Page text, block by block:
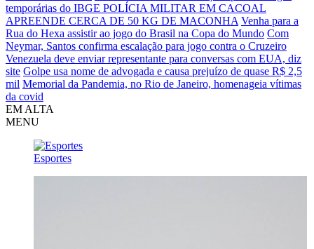
temporárias do IBGE POLÍCIA MILITAR EM CACOAL
APREENDE CERCA DE 50 KG DE MACONHA Venha para a
Rua do Hexa assistir ao jogo do Brasil na Copa do Mundo Com
Neymar, Santos confirma escalação para jogo contra o Cruzeiro
Venezuela deve enviar representante para conversas com EUA, diz
site Golpe usa nome de advogada e causa prejuízo de quase R$ 2,5
mil Memorial da Pandemia, no Rio de Janeiro, homenageia vítimas
da covid
EM ALTA
MENU
Esportes